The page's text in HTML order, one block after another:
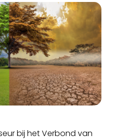
bij het Verbond van